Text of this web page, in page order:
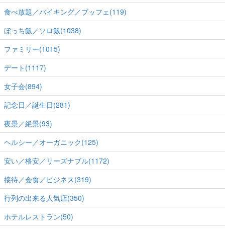
食べ放題／バイキング／ブッフェ(119)
ぼっち飯／ソロ飯(1038)
ファミリー(1015)
デート(1117)
女子会(894)
記念日／誕生日(281)
夜景／絶景(93)
ヘルシー／オーガニック(125)
安い／格安／リーズナブル(1172)
接待／会食／ビジネス(319)
行列の出来る人気店(350)
ホテルレストラン(50)